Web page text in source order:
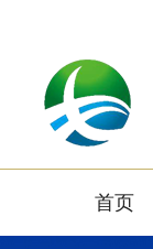
首页